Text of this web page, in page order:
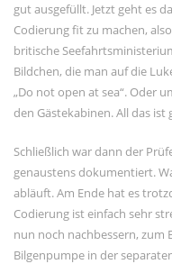
gut ausgefüllt. Jetzt geht es
Codierung fit zu machen,
britische
Bildchen, die man auf die
„Do not open at sea“. Oder
den Gästekabinen. All das
Schließlich war dann der
genaustens dokumentiert.
abläuft. Am Ende hat es
Codierung ist einfach sehr
nun noch nachbessern, zum
Bilgenpumpe in der